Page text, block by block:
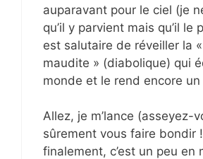
auparavant pour le ciel (je
qu’il y parvient mais qu’il le
est salutaire de réveiller la
maudite » (diabolique) qui
monde et le rend encore
Allez, je m’lance (asseyez-
sûrement vous faire bondir
finalement, c’est un peu en